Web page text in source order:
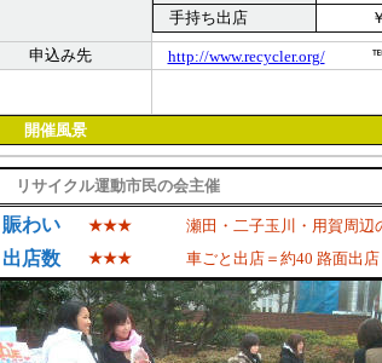
手持ち出店
申込み先 http://www.recycler.org/
開催風景
リサイクル運動市民の会主催
賑わい ★★★ 瀬田・二子玉川・用賀周辺
出店数 ★★★ 車ごと出店＝約40 路面出